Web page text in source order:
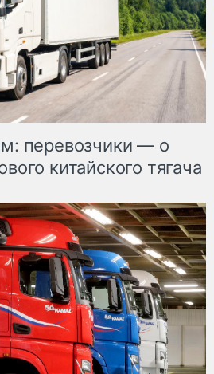
перевозчики — о
китайского тягача